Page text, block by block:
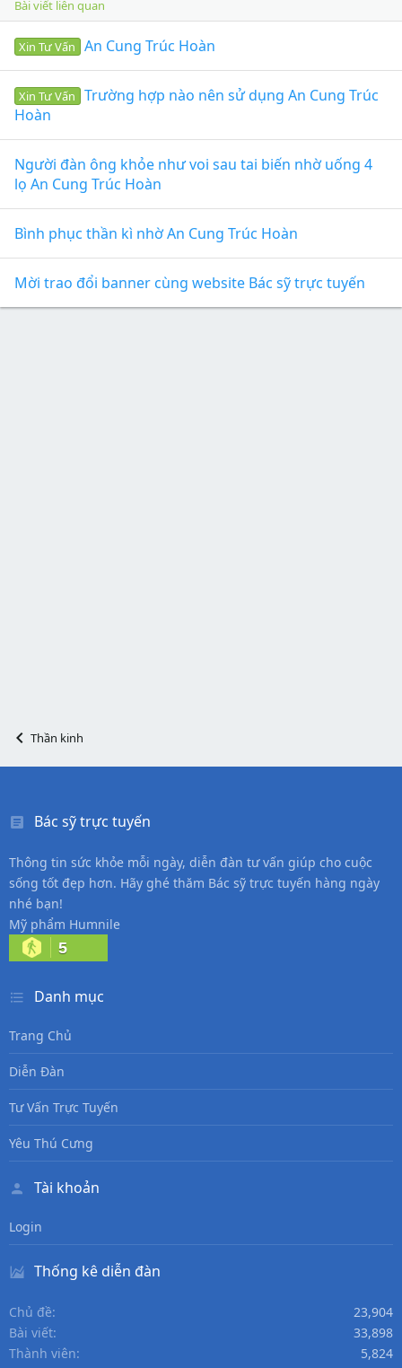
Bài viết liên quan
Xin Tư Vấn An Cung Trúc Hoàn
Xin Tư Vấn
Trường hợp nào nên sử dụng An Cung Trúc
Hoàn
Người đàn ông khỏe như voi sau tai biến nhờ uống 4
lọ An Cung Trúc Hoàn
Bình phục thần kì nhờ An Cung Trúc Hoàn
Mời trao đổi banner cùng website Bác sỹ trực tuyến
Thần kinh
Bác sỹ trực tuyến
Thông tin sức khỏe mỗi ngày, diễn đàn tư vấn giúp cho cuộc
sống tốt đẹp hơn. Hãy ghé thăm Bác sỹ trực tuyến hàng ngày
nhé bạn!
Mỹ phẩm Humnile
5
Danh mục
Trang Chủ
Diễn Đàn
Tư Vấn Trực Tuyến
Yêu Thú Cưng
Tài khoản
Login
Thống kê diễn đàn
Chủ đề
23,904
Bài viết
33,898
Thành viên
5,824